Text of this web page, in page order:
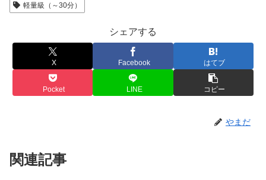
軽量級（～30分）
シェアする
X Facebook はてブ
Pocket LINE コピー
やまだ
関連記事